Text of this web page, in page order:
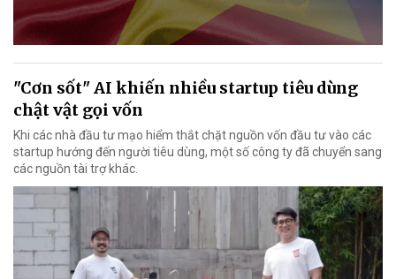
"Cơn sốt" AI khiến nhiều startup tiêu dùng
chật vật gọi vốn
Khi các nhà đầu tư mạo hiểm thắt chặt nguồn vốn đầu tư vào các
startup hướng đến người tiêu dùng, một số công ty đã chuyển sang
các nguồn tài trợ khác.